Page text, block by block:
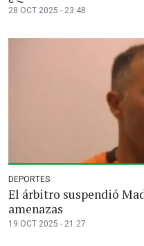
28 OCT 2025 - 23:48
DEPORTES
El árbitro suspendió
amenazas
19 OCT 2025 - 21:27